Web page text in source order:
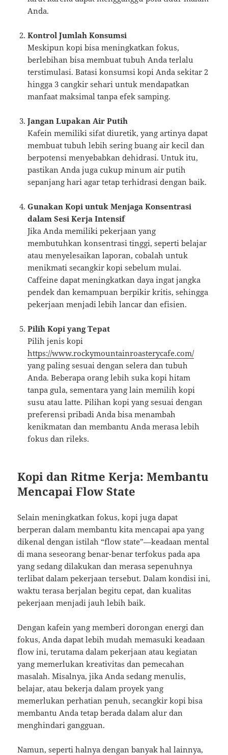
Anda.
Kontrol Jumlah Konsumsi
Meskipun kopi bisa meningkatkan fokus,
berlebihan bisa membuat tubuh Anda terlalu
terstimulasi. Batasi konsumsi kopi Anda sekitar 2
hingga 3 cangkir sehari untuk mendapatkan
manfaat maksimal tanpa efek samping.
Jangan Lupakan Air Putih
Kafein memiliki sifat diuretik, yang artinya dapat
membuat tubuh lebih sering buang air kecil dan
berpotensi menyebabkan dehidrasi. Untuk itu,
pastikan Anda juga cukup minum air putih
sepanjang hari agar tetap terhidrasi dengan baik.
Gunakan Kopi untuk Menjaga Konsentrasi
dalam Sesi Kerja Intensif
Jika Anda memiliki pekerjaan yang
membutuhkan konsentrasi tinggi, seperti belajar
atau menyelesaikan laporan, cobalah untuk
menikmati secangkir kopi sebelum mulai.
Caffeine dapat meningkatkan daya ingat jangka
pendek dan kemampuan berpikir kritis, sehingga
pekerjaan menjadi lebih lancar dan efisien.
Pilih Kopi yang Tepat
Pilih jenis kopi
https://www.rockymountainroasterycafe.com/
yang paling sesuai dengan selera dan tubuh
Anda. Beberapa orang lebih suka kopi hitam
tanpa gula, sementara yang lain memilih kopi
susu atau latte. Pilihan kopi yang sesuai dengan
preferensi pribadi Anda bisa menambah
kenikmatan dan membantu Anda merasa lebih
fokus dan rileks.
Kopi dan Ritme Kerja: Membantu
Mencapai Flow State
Selain meningkatkan fokus, kopi juga dapat
berperan dalam membantu kita mencapai apa yang
dikenal dengan istilah “flow state”—keadaan mental
di mana seseorang benar-benar terfokus pada apa
yang sedang dilakukan dan merasa sepenuhnya
terlibat dalam pekerjaan tersebut. Dalam kondisi ini,
waktu terasa berjalan begitu cepat, dan kualitas
pekerjaan menjadi jauh lebih baik.
Dengan kafein yang memberi dorongan energi dan
fokus, Anda dapat lebih mudah memasuki keadaan
flow ini, terutama dalam pekerjaan atau kegiatan
yang memerlukan kreativitas dan pemecahan
masalah. Misalnya, jika Anda sedang menulis,
belajar, atau bekerja dalam proyek yang
memerlukan perhatian penuh, secangkir kopi bisa
membantu Anda tetap berada dalam alur dan
menghindari gangguan.
Namun, seperti halnya dengan banyak hal lainnya,